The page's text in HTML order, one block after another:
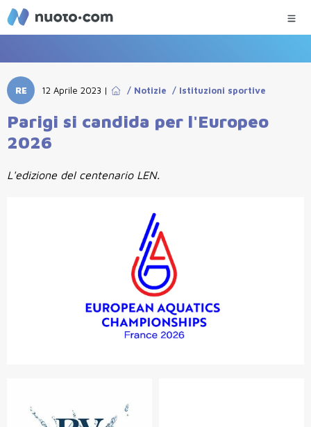
RE 12 Aprile 2023 | / Notizie / Istituzioni sportive
Parigi si candida per l'Europeo
2026
L'edizione del centenario LEN.